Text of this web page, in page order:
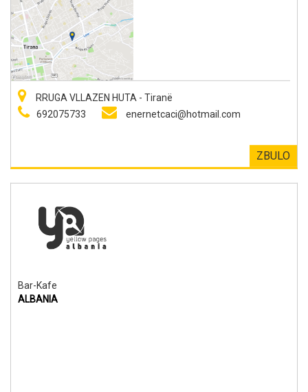
RRUGA VLLAZEN HUTA - Tiranë
692075733
enernetcaci@hotmail.com
ZBULO
Bar-Kafe
ALBANIA